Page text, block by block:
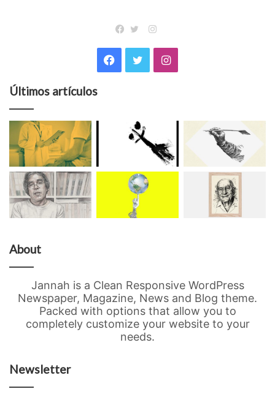
Instagram
Facebook
TwitterInstagram
Últimos artículos
About
Jannah is a Clean Responsive WordPress
Newspaper, Magazine, News and Blog theme.
Packed with options that allow you to
completely customize your website to your
needs.
Newsletter